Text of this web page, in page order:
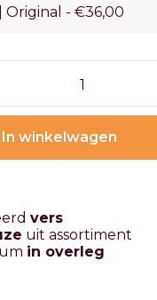
In winkelwagen
vers
uit assortiment
in overleg